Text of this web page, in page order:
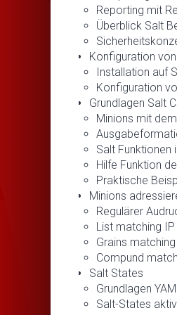
Reporting mit
Überblick Salt
Konfiguration
Installation auf
Konfiguration
Grundlagen Salt
Minions mit
Salt Funktionen
Hilfe Funktion
Praktische
Minions
Regulärer
List matching
Grains matching
Compund
Salt States
Grundlagen
Salt-States